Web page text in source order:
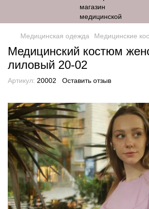
Медицинская одежда Медицинские
Медицинский костюм
лиловый 20-02
Артикул: 20002 Оставить отзыв